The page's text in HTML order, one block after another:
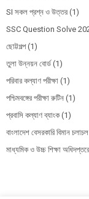
SI সকল প্রশ্ন ও উত্তর (1)
SSC Question Solve
ছোট্টগল্প (1)
তুলা উন্নয়ন বোর্ড (1)
পরিবার কল্যাণ পরীক্ষা (1)
পশ্চিমবঙ্গের পরীক্ষা রুটিন (1)
প্রবাসি কল্যাণ ব্যাংক (1)
বাংলাদেশ বেসরকারি বিমান
মাধ্যমিক ও উচ্চ শিক্ষা